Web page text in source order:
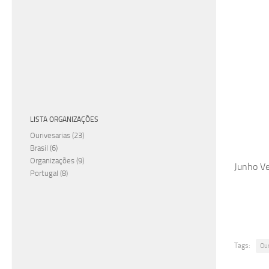
Junho
Tags:
LISTA ORGANIZAÇÕES
Ourivesarias (23)
Brasil (6)
Organizações (9)
Portugal (8)